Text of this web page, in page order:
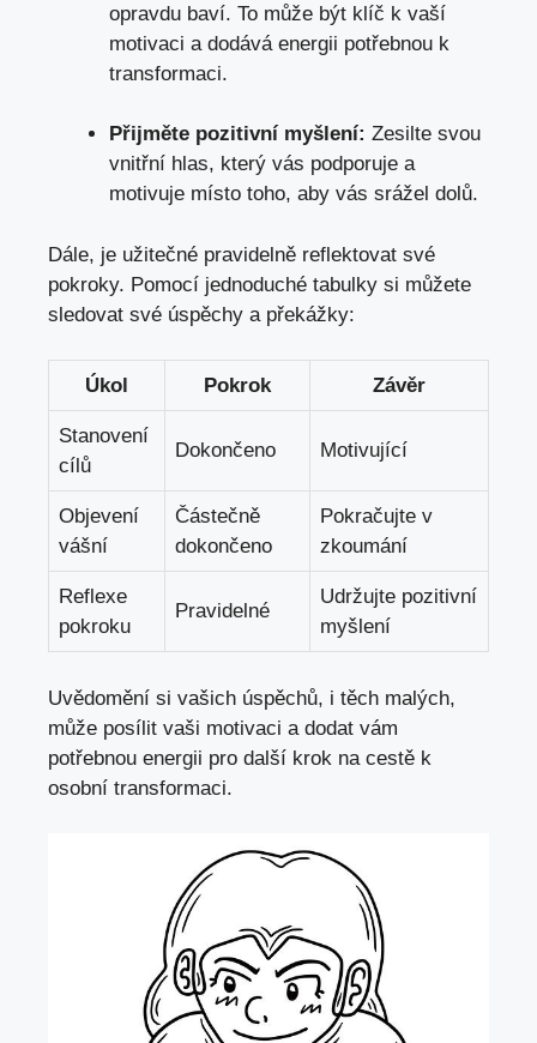
opravdu baví. To může být klíč k vaší
motivaci a dodává energii potřebnou k
transformaci.
Přijměte pozitivní myšlení: Zesilte svou
vnitřní hlas, který vás podporuje a
motivuje místo toho, aby vás srážel dolů.
Dále, je užitečné pravidelně reflektovat své
pokroky. Pomocí jednoduché tabulky si můžete
sledovat své úspěchy a překážky:
Úkol Pokrok Závěr
Stanovení
cílů
Dokončeno Motivující
Objevení
vášní
Částečně
dokončeno
Pokračujte v
zkoumání
Reflexe
pokroku
Pravidelné
Udržujte pozitivní
myšlení
Uvědomění si vašich úspěchů, i těch malých,
může posílit vaši motivaci a dodat vám
potřebnou energii pro další krok na cestě k
osobní transformaci.